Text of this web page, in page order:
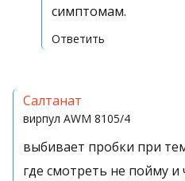
симптомам.
Ответить
Салтанат
вирпул AWM 8105/4
выбивает пробки при
где смотреть не пойму и